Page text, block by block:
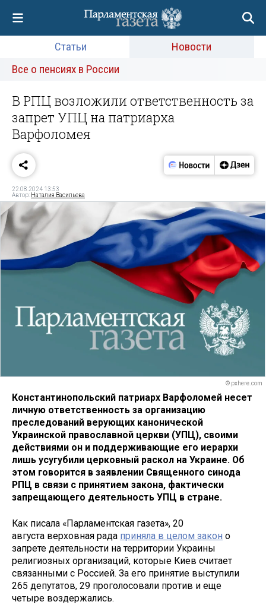
Статьи
Новости
Все о пенсиях в России
В РПЦ возложили ответственность за
запрет УПЦ на патриарха
Варфоломея
22.08.2024 13:53
Автор: Наталия Васильева
© pxhere.com
Константинопольский патриарх Варфоломей несет
личную ответственность за организацию
преследований верующих канонической
Украинской православной церкви (УПЦ), своими
действиями он и поддерживающие его иерархи
лишь усугубили церковный раскол на Украине. Об
этом говорится в заявлении Священного синода
РПЦ в связи с принятием закона, фактически
запрещающего деятельность УПЦ в стране.
Как писала «Парламентская газета», 20
августа верховная рада приняла в целом закон о
запрете деятельности на территории Украины
религиозных организаций, которые Киев считает
связанными с Россией. За его принятие выступили
265 депутатов, 29 проголосовали против и еще
четыре воздержались.